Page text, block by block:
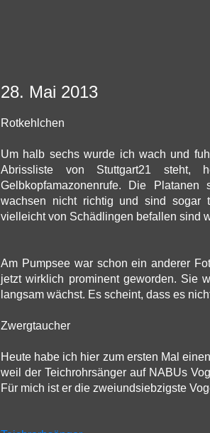
28. Mai 2013
Rotkehlchen
Um halb sechs wurde ich wach und
Abrissliste von Stuttgart21
Gelbkopfamazonenrufe. Die
wachsen nicht richtig und sind sogar
vielleicht von Schädlingen befallen sind
Am Pumpsee war schon ein anderer
jetzt wirklich prominent geworden. Sie
langsam wächst. Es scheint, dass es
Zwergtaucher
Heute habe ich hier zum ersten Mal
weil der Teichrohrsänger auf NABUs
Für mich ist er die zweiundsiebzigste